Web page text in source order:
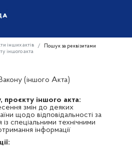
інших актів
Пошук за реквізитами
іншого акта
(іншого Акта)
проєкту іншого акта:
змін до деяких
щодо відповідальності за
спеціальними технічними
інформації